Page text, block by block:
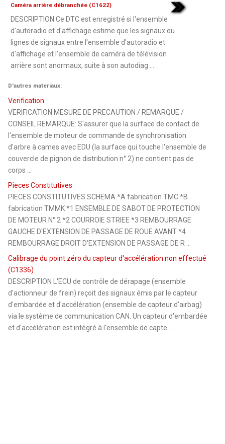
Caméra arrière débranchée (C1622)
DESCRIPTION Ce DTC est enregistré si l'ensemble
d'autoradio et d'affichage estime que les signaux ou
lignes de signaux entre l'ensemble d'autoradio et
d'affichage et l'ensemble de caméra de télévision
arrière sont anormaux, suite à son autodiag ...
D'autres materiaux:
Verification
VERIFICATION MESURE DE PRECAUTION / REMARQUE /
CONSEIL REMARQUE: S'assurer que la surface de contact de
l'ensemble de moteur de commande de synchronisation
d'arbre à cames avec EDU (la surface qui touche l'ensemble de
couvercle de pignon de distribution n° 2) ne contient pas de
corps ...
Pieces Constitutives
PIECES CONSTITUTIVES SCHEMA *A fabrication TMC *B
fabrication TMMK *1 ENSEMBLE DE SABOT DE PROTECTION
DE MOTEUR N° 2 *2 COURROIE STRIEE *3 REMBOURRAGE
GAUCHE D'EXTENSION DE PASSAGE DE ROUE AVANT *4
REMBOURRAGE DROIT D'EXTENSION DE PASSAGE DE R ...
Calibrage du point zéro du capteur d'accélération non effectué
(C1336)
DESCRIPTION L'ECU de contrôle de dérapage (ensemble
d'actionneur de frein) reçoit des signaux émis par le capteur
d'embardée et d'accélération (ensemble de capteur d'airbag)
via le système de communication CAN. Un capteur d'embardée
et d'accélération est intégré à l'ensemble de capte ...